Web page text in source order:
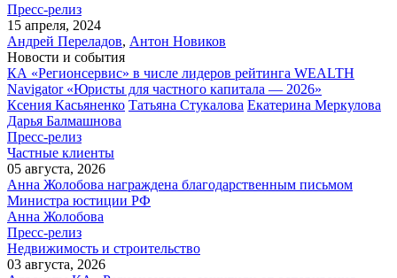
Пресс-релиз
15 апреля, 2024
Андрей Переладов, Антон Новиков
Новости и события
КА «Регионсервис» в числе лидеров рейтинга WEALTH
Navigator «Юристы для частного капитала — 2026»
Ксения Касьяненко Татьяна Стукалова Екатерина Меркулова
Дарья Балмашнова
Пресс-релиз
Частные клиенты
05 августа, 2026
Анна Жолобова награждена благодарственным письмом
Министра юстиции РФ
Анна Жолобова
Пресс-релиз
Недвижимость и строительство
03 августа, 2026